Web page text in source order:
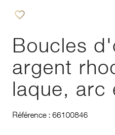
favorite_border
Boucles
argent
laque, arc
Référence : 66100846